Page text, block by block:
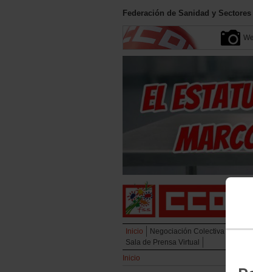
Federación de Sanidad y
Inicio Negociación Colectiva
Sala de Prensa Virtual
Inicio